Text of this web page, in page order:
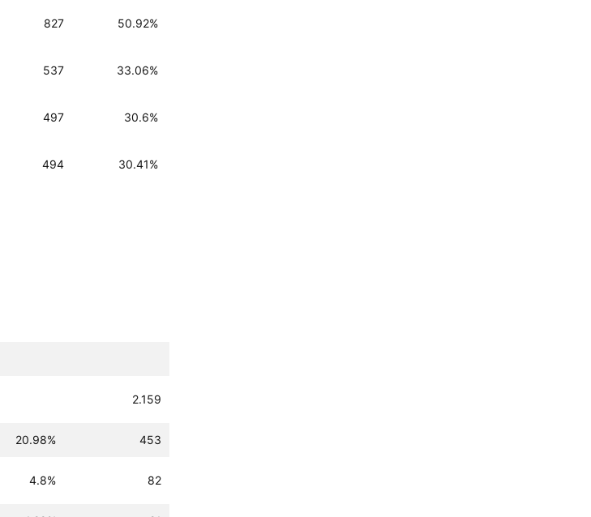
827 50.92%
537 33.06%
497 30.6%
494 30.41%
2.159
20.98% 453
4.8% 82